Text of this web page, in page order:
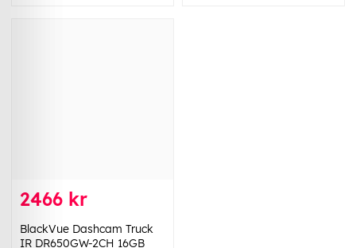
2466 kr
BlackVue Dashcam Truck
IR DR650GW-2CH 16GB